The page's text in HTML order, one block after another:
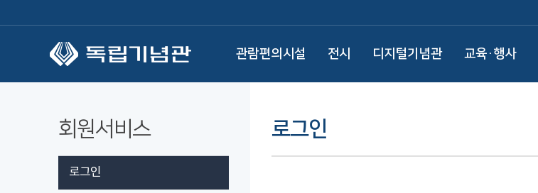
관람편의시설 전시 디지털기념관 교육·행사
회원서비스
로그인
로그인